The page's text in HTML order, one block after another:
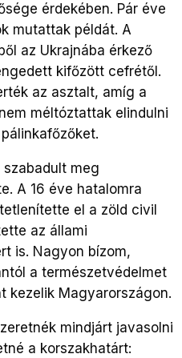
érdekében. Pár éve
mutattak példát. A
az Ukrajnába érkező
kifőzött cefrétől.
az asztalt, amíg a
méltóztattak elindulni
meg
A 16 éve hatalomra
el a zöld civil
az állami
is. Nagyon bízom,
a természetvédelmet
kezelik Magyarországon.
mindjárt javasolni
a korszakhatárt: